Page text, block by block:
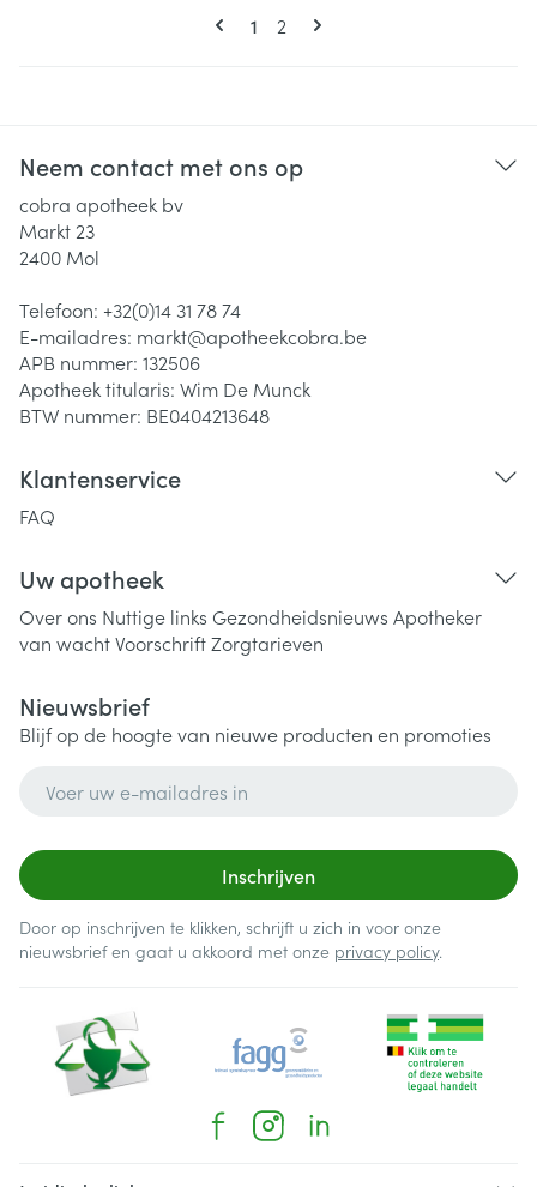
Pagina's
U lees momenteel pagina
1 Pagina
2
Neem contact met ons op
cobra apotheek bv
Markt 23
2400 Mol
Telefoon: +32(0)14 31 78 74
E-mailadres: markt@apotheekcobra.be
APB nummer: 132506
Apotheek titularis: Wim De Munck
BTW nummer: BE0404213648
Klantenservice
FAQ
Uw apotheek
Over ons Nuttige links Gezondheidsnieuws Apotheker
van wachtVoorschriftZorgtarieven
Nieuwsbrief
Blijf op de hoogte van nieuwe producten en promoties
Inschrijven
Door op inschrijven te klikken, schrijft u zich in voor onze
nieuwsbrief en gaat u akkoord met onze privacy policy.